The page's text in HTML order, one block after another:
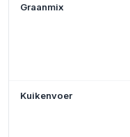
Graanmix
Kuikenvoer